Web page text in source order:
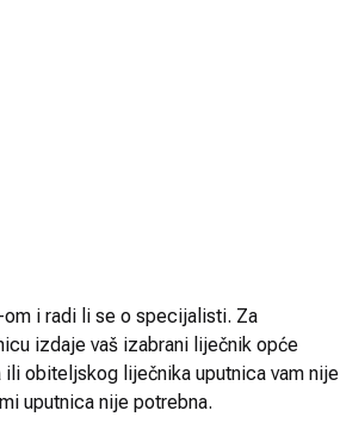
i radi li se o specijalisti. Za
izdaje vaš izabrani liječnik opće
obiteljskog liječnika uputnica vam nije
uputnica nije potrebna.